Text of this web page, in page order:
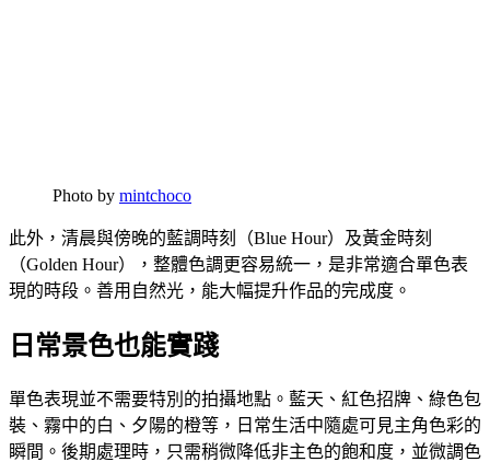
Photo by mintchoco
此外，清晨與傍晚的藍調時刻（Blue Hour）及黃金時刻
（Golden Hour），整體色調更容易統一，是非常適合單色表
現的時段。善用自然光，能大幅提升作品的完成度。
日常景色也能實踐
單色表現並不需要特別的拍攝地點。藍天、紅色招牌、綠色包
裝、霧中的白、夕陽的橙等，日常生活中隨處可見主角色彩的
瞬間。後期處理時，只需稍微降低非主色的飽和度，並微調色